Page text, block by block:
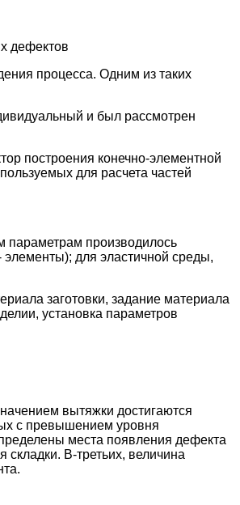
дефектов
процесса. Одним из таких
и был рассмотрен
построения конечно-элементной
для расчета частей
параметрам производилось
элементы); для эластичной среды,
заготовки, задание материала
установка параметров
вытяжки достигаются
с превышением уровня
места появления дефекта
В-третьих, величина